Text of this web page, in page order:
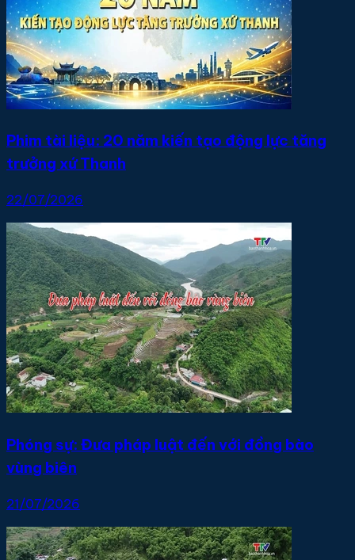
Phim tài liệu: 20 năm kiến tạo động lực tăng
trưởng xứ Thanh
22/07/2026
Phóng sự: Đưa pháp luật đến với đồng bào
vùng biên
21/07/2026